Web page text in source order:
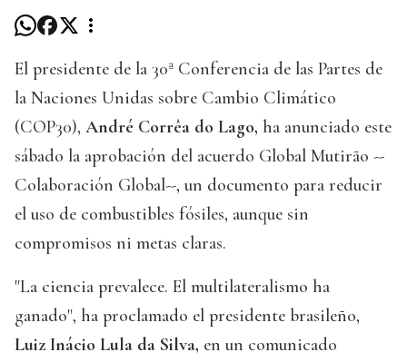
El presidente de la 30ª Conferencia de las Partes de
la Naciones Unidas sobre Cambio Climático
(COP30), André Corrêa do Lago, ha anunciado este
sábado la aprobación del acuerdo Global Mutirão --
Colaboración Global--, un documento para reducir
el uso de combustibles fósiles, aunque sin
compromisos ni metas claras.
"La ciencia prevalece. El multilateralismo ha
ganado", ha proclamado el presidente brasileño,
Luiz Inácio Lula da Silva, en un comunicado